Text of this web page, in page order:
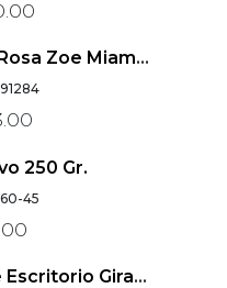
Flores Rosa Zoe Miami Metropolitan Travel Styles
250 Gr.
45
Silla De Escritorio Giratoria PIA En Velvet Rosa